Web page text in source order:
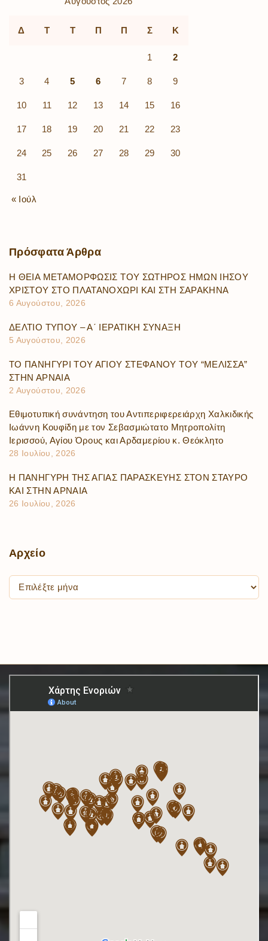
Δ Τ Τ Π Π Σ Κ
1 2
3 4 5 6 7 8 9
10 11 12 13 14 15 16
17 18 19 20 21 22 23
24 25 26 27 28 29 30
31
« Ιούλ
Πρόσφατα Άρθρα
Η ΘΕΙΑ ΜΕΤΑΜΟΡΦΩΣΙΣ ΤΟΥ ΣΩΤΗΡΟΣ ΗΜΩΝ ΙΗΣΟΥ
ΧΡΙΣΤΟΥ ΣΤΟ ΠΛΑΤΑΝΟΧΩΡΙ ΚΑΙ ΣΤΗ ΣΑΡΑΚΗΝΑ
6 Αυγούστου, 2026
ΔΕΛΤΙΟ ΤΥΠΟΥ – Α΄ ΙΕΡΑΤΙΚΗ ΣΥΝΑΞΗ
5 Αυγούστου, 2026
ΤΟ ΠΑΝΗΓΥΡΙ ΤΟΥ ΑΓΙΟΥ ΣΤΕΦΑΝΟΥ ΤΟΥ “ΜΕΛΙΣΣΑ”
ΣΤΗΝ ΑΡΝΑΙΑ
2 Αυγούστου, 2026
Εθιμοτυπική συνάντηση του Αντιπεριφερειάρχη Χαλκιδικής
Ιωάννη Κουφίδη με τον Σεβασμιώτατο Μητροπολίτη
Ιερισσού, Αγίου Όρους και Αρδαμερίου κ. Θεόκλητο
28 Ιουλίου, 2026
Η ΠΑΝΗΓΥΡΗ ΤΗΣ ΑΓΙΑΣ ΠΑΡΑΣΚΕΥΗΣ ΣΤΟΝ ΣΤΑΥΡΟ
ΚΑΙ ΣΤΗΝ ΑΡΝΑΙΑ
26 Ιουλίου, 2026
Αρχείο